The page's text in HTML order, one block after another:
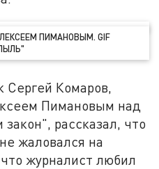
ПИМАНОВЫМ. GIF
Сергей Комаров,
Пимановым над
рассказал, что
жаловался на
журналист любил